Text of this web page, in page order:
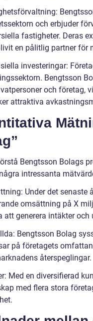
och erbjuder
fastigheter. Deras
en pålitlig partner för
investeringar:
Bengtsson
och företag,
attraktiva
Bengtsson Bolags
intressanta
Under det senaste
omsättning på X
att generera intäkter
Bengtsson Bolag
på företagets
återspeglingar.
Med en diversifierad
med flera stora